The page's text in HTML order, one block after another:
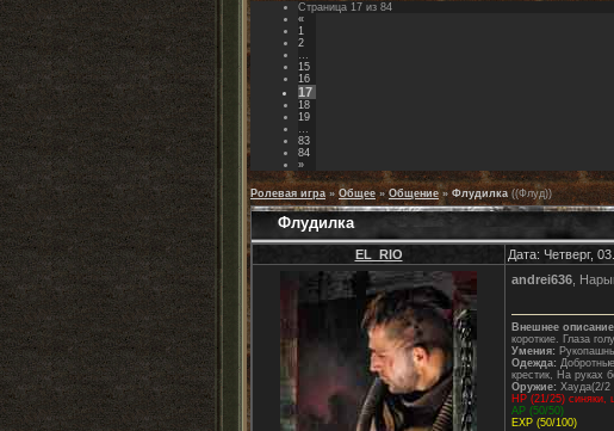
Страница 17 из 84
«
1
2
…
15
16
17
18
19
…
83
84
»
Ролевая игра » Общее » Общение » Флудилка ((Флуд))
Флудилка
EL_RIO Дата: Четверг,
andrei636 ,
Внешнее
короткие. Глаза
Умения:
Одежда:
крестик, На руках
Оружие: Хауда(2/2
НР (21/25) синяки,
АР (50/50)
ЕХР (50/100)